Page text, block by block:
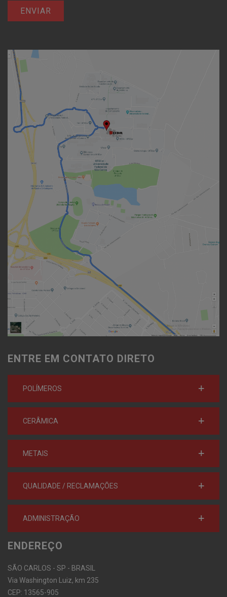
ENTRE EM CONTATO DIRETO
POLÍMEROS
CERÂMICA
METAIS
QUALIDADE / RECLAMAÇÕES
ADMINISTRAÇÃO
ENDEREÇO
SÃO CARLOS - SP - BRASIL
Via Washington Luiz, km 235
CEP: 13565-905